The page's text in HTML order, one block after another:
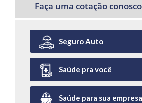
Faça uma cotação conosco
Seguro Auto
Saúde pra você
Saúde para sua empresa